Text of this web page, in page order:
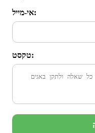
אי-מייל:
טקסט: